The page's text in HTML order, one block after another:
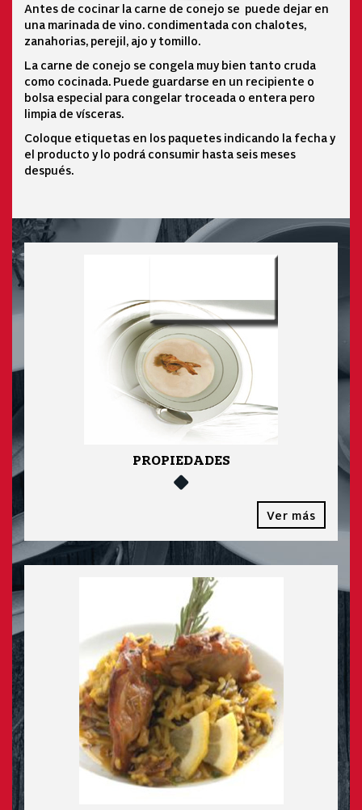
Antes de cocinar la carne de conejo se puede dejar en
una marinada de vino. condimentada con chalotes,
zanahorias, perejil, ajo y tomillo.
La carne de conejo se congela muy bien tanto cruda
como cocinada. Puede guardarse en un recipiente o
bolsa especial para congelar troceada o entera pero
limpia de vísceras.
Coloque etiquetas en los paquetes indicando la fecha y
el producto y lo podrá consumir hasta seis meses
después.
PROPIEDADES
Ver más